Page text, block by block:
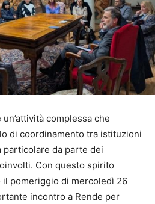
complessa che
di coordinamento tra istituzioni
da parte dei
Con questo spirito
pomeriggio di mercoledì 26
incontro a Rende per